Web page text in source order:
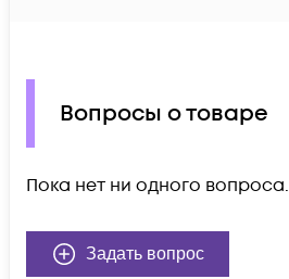
Вопросы о товаре
Пока нет ни одного вопроса.
Задать вопрос